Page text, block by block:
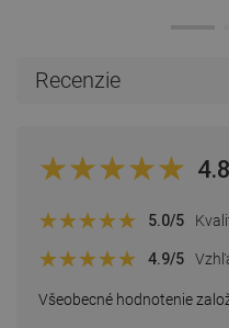
Recenzie
4.8
Všeobecné hodnotenie
5.0/5
4.9/5